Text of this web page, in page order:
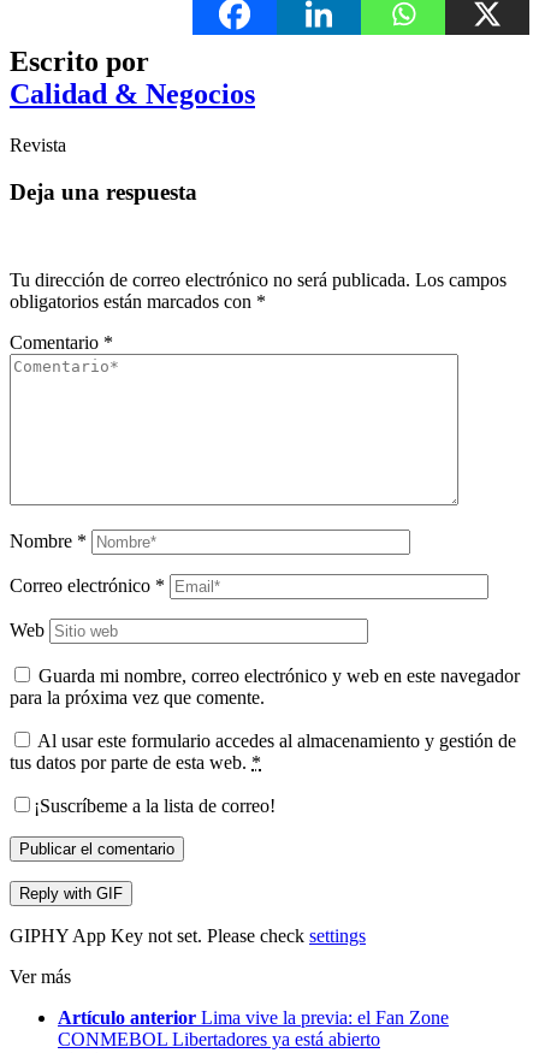
Escrito por
Calidad & Negocios
Revista
Deja una respuesta
Tu dirección de correo electrónico no será publicada. Los campos
obligatorios están marcados con *
Comentario *
Nombre *
Correo electrónico *
Web
Guarda mi nombre, correo electrónico y web en este navegador
para la próxima vez que comente.
Al usar este formulario accedes al almacenamiento y gestión de
tus datos por parte de esta web. *
¡Suscríbeme a la lista de correo!
Publicar el comentario
Reply with GIF
GIPHY App Key not set. Please check settings
Ver más
Artículo anterior Lima vive la previa: el Fan Zone
CONMEBOL Libertadores ya está abierto